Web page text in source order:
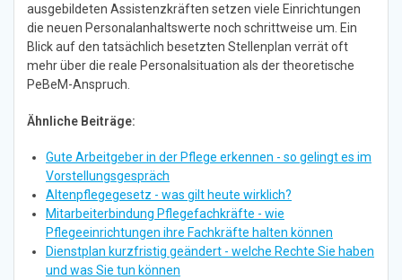
ausgebildeten Assistenzkräften setzen viele Einrichtungen
die neuen Personalanhaltswerte noch schrittweise um. Ein
Blick auf den tatsächlich besetzten Stellenplan verrät oft
mehr über die reale Personalsituation als der theoretische
PeBeM-Anspruch.
Ähnliche Beiträge:
Gute Arbeitgeber in der Pflege erkennen - so gelingt es im
Vorstellungsgespräch
Altenpflegegesetz - was gilt heute wirklich?
Mitarbeiterbindung Pflegefachkräfte - wie
Pflegeeinrichtungen ihre Fachkräfte halten können
Dienstplan kurzfristig geändert - welche Rechte Sie haben
und was Sie tun können